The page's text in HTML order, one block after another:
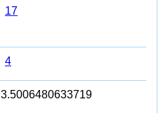
17
4
3.5006480633719